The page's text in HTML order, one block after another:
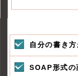
自分の書き
SOAP形式の